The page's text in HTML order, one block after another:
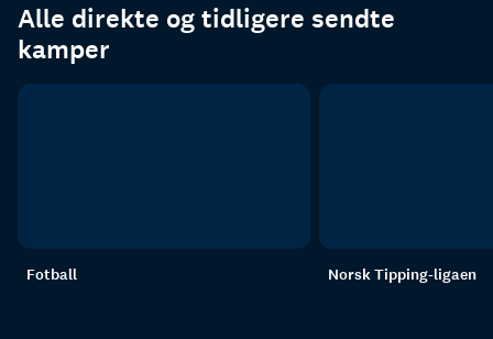
Alle direkte og tidligere sendte
kamper
Fotball Norsk Tipping-ligaen